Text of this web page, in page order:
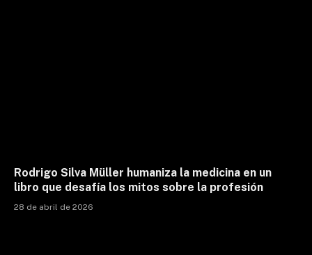
Rodrigo Silva Müller humaniza la medicina en un
libro que desafía los mitos sobre la profesión
28 de abril de 2026